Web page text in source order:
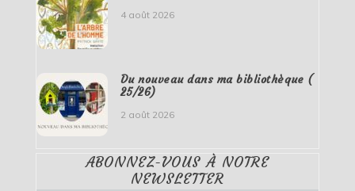
4 août 2026
Du nouveau dans ma bibliothèque (
25/26)
2 août 2026
ABONNEZ-VOUS À NOTRE
NEWSLETTER